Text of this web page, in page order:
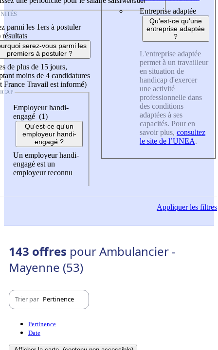
parmi les 1ers à postuler
résultats
serez-vous parmi les
premiers à postuler ?
de plus de 15 jours,
moins de 4 candidatures
France Travail est informé)
Employeur handi-
engagé (1)
Qu'est-ce qu'un
employeur handi-
engagé ?
Un employeur handi-
engagé est un
employeur reconnu
Entreprise adaptée
Qu'est-ce qu'une
entreprise adaptée
?
L'entreprise adaptée
permet à un travailleur
en situation de
handicap d'exercer
une activité
professionnelle dans
des conditions
adaptées à ses
capacités. Pour en
savoir plus, consultez
le site de l’UNEA.
Appliquerles filtres
143 offres pour Ambulancier -
Mayenne (53)
Trier par Pertinence
Pertinence
Date